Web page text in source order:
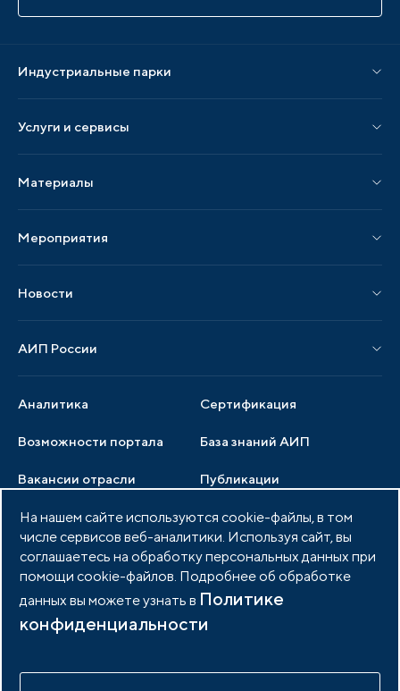
Индустриальные парки
Парки по регионам
Услуги и сервисы
Услуги по локализации
Аналитика Сертификация
Возможности портала
Материалы
Публикации СМИ и статьи
Образцы документов
База знаний АИП
Вакансии отрасли
Мероприятия
Мероприятия отрасли
Новости
Новости отрасли
Публикации
Медиатека Тендеры
АИП России
Члены ассоциации
Услуги ассоциации
Документы АИП
Партнеры ассоциации
Фото и видео
Членство в АИП Войти в личный кабинет
На нашем сайте используются cookie-файлы, в том
числе сервисов веб-аналитики. Используя сайт, вы
соглашаетесь на обработку персональных данных при
помощи cookie-файлов. Подробнее об обработке
данных вы можете узнать в Политике
конфиденциальности